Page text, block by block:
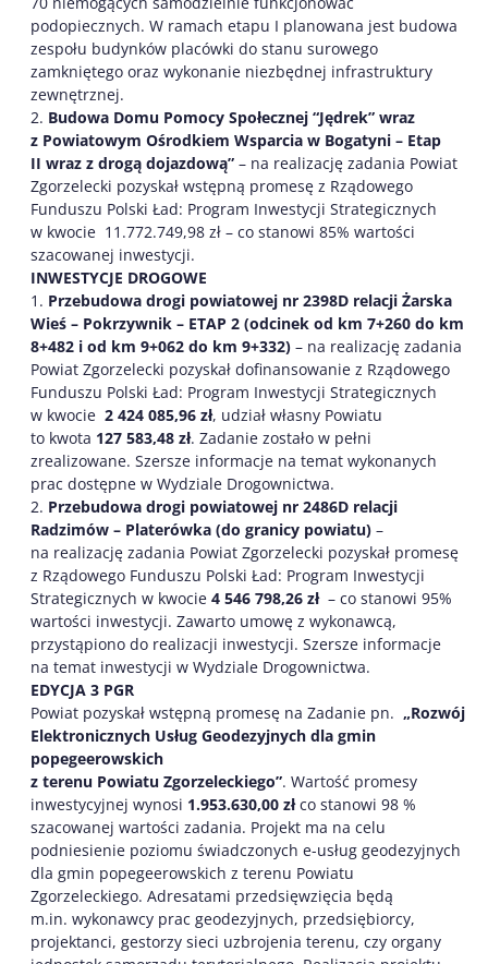
podopiecznych. W ramach etapu I planowana jest budowa
zespołu budynków placówki do stanu surowego
zamkniętego oraz wykonanie niezbędnej infrastruktury
zewnętrznej.
2. Budowa Domu Pomocy Społecznej “Jędrek” wraz
z Powiatowym Ośrodkiem Wsparcia w Bogatyni – Etap
II wraz z drogą dojazdową” – na realizację zadania Powiat
Zgorzelecki pozyskał wstępną promesę z Rządowego
Funduszu Polski Ład: Program Inwestycji Strategicznych
w kwocie 11.772.749,98 zł – co stanowi 85% wartości
szacowanej inwestycji.
INWESTYCJE DROGOWE
1. Przebudowa drogi powiatowej nr 2398D relacji Żarska
Wieś – Pokrzywnik – ETAP 2 (odcinek od km 7+260 do km
8+482 i od km 9+062 do km 9+332) – na realizację zadania
Powiat Zgorzelecki pozyskał dofinansowanie z Rządowego
Funduszu Polski Ład: Program Inwestycji Strategicznych
w kwocie 2 424 085,96 zł, udział własny Powiatu
to kwota 127 583,48 zł. Zadanie zostało w pełni
zrealizowane. Szersze informacje na temat wykonanych
prac dostępne w Wydziale Drogownictwa.
2. Przebudowa drogi powiatowej nr 2486D relacji
Radzimów – Platerówka (do granicy powiatu) –
na realizację zadania Powiat Zgorzelecki pozyskał promesę
z Rządowego Funduszu Polski Ład: Program Inwestycji
Strategicznych w kwocie 4 546 798,26 zł– co stanowi 95%
wartości inwestycji. Zawarto umowę z wykonawcą,
przystąpiono do realizacji inwestycji. Szersze informacje
na temat inwestycji w Wydziale Drogownictwa.
EDYCJA 3 PGR
Powiat pozyskał wstępną promesę na Zadanie pn. „Rozwój
Elektronicznych Usług Geodezyjnych dla gmin
popegeerowskich
z terenu Powiatu Zgorzeleckiego”. Wartość promesy
inwestycyjnej wynosi 1.953.630,00 złco stanowi 98 %
szacowanej wartości zadania. Projekt ma na celu
podniesienie poziomu świadczonych e-usług geodezyjnych
dla gmin popegeerowskich z terenu Powiatu
Zgorzeleckiego. Adresatami przedsięwzięcia będą
m.in. wykonawcy prac geodezyjnych, przedsiębiorcy,
projektanci, gestorzy sieci uzbrojenia terenu, czy organy